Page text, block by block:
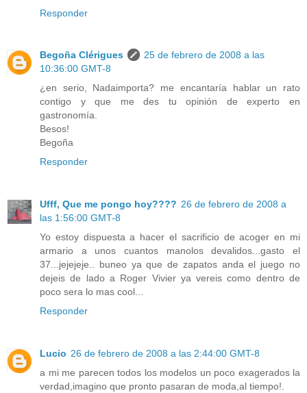
Responder
Begoña Clérigues
25 de febrero de 2008 a las
10:36:00 GMT-8
¿en serio, Nadaimporta? me encantaría hablar un rato
contigo y que me des tu opinión de experto en
gastronomía.
Besos!
Begoña
Responder
Ufff, Que me pongo hoy???? 26 de febrero de 2008 a
las 1:56:00 GMT-8
Yo estoy dispuesta a hacer el sacrificio de acoger en mi
armario a unos cuantos manolos devalidos...gasto el
37...jejejeje.. buneo ya que de zapatos anda el juego no
dejeis de lado a Roger Vivier ya vereis como dentro de
poco sera lo mas cool...
Responder
Lucio 26 de febrero de 2008 a las 2:44:00 GMT-8
a mi me parecen todos los modelos un poco exagerados la
verdad,imagino que pronto pasaran de moda,al tiempo!.